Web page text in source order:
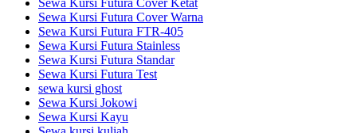
Sewa Kursi Futura Cover Ketat
Sewa Kursi Futura Cover Warna
Sewa Kursi Futura FTR-405
Sewa Kursi Futura Stainless
Sewa Kursi Futura Standar
Sewa Kursi Futura Test
sewa kursi ghost
Sewa Kursi Jokowi
Sewa Kursi Kayu